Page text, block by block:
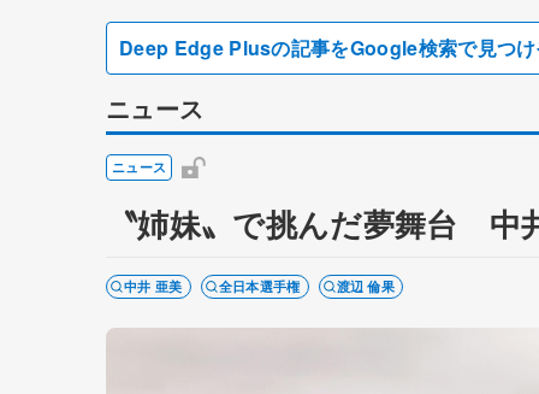
Deep Edge Plusの記事をGoogle検索で見つ
ニュース
ニュース
〝姉妹〟で挑んだ夢舞台 中
中井 亜美 全日本選手権 渡辺 倫果